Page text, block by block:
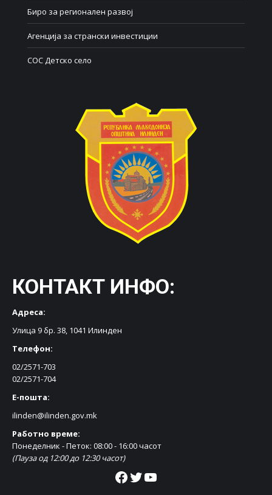
Биро за регионален развој
Агенција за странски инвестиции
СОС Детско село
КОНТАКТ ИНФО:
Адреса:
Улица 9 бр. 38, 1041 Илинден
Телефон:
02/2571-703
02/2571-704
Е-пошта:
ilinden@ilinden.gov.mk
Работно време:
Понеделник - Петок: 08:00 - 16:00 часот
(Пауза од 12:00 до 12:30 часот)
Facebook Twitter YouTube